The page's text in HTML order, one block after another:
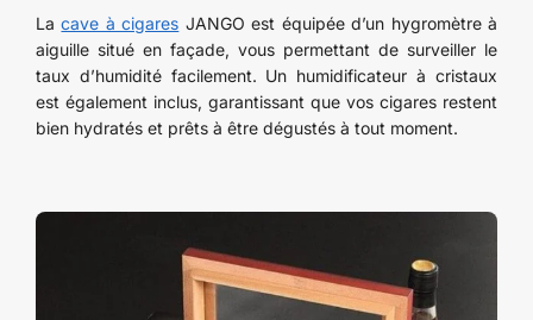
Lacave à cigares JANGO est équipée d’un hygromètre à
aiguille situé en façade, vous permettant de surveiller le
taux d’humidité facilement. Un humidificateur à cristaux
est également inclus, garantissant que vos cigares restent
bien hydratés et prêts à être dégustés à tout moment.